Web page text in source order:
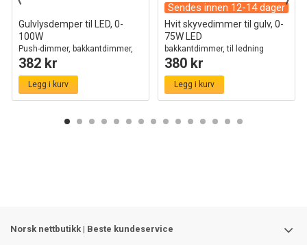
Gulvlysdemper til LED, 0-
100W
Push-dimmer, bakkantdimmer,
sort
382 kr
Legg i kurv
Sendes innen 12-14 dager
Hvit skyvedimmer til gulv, 0-
75W LED
bakkantdimmer, til ledning
380 kr
Legg i kurv
Norsk nettbutikk | Beste kundeservice